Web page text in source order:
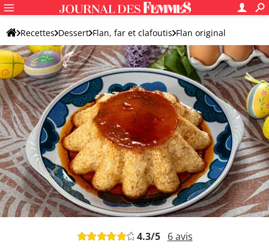
Recettes Dessert Flan, far et clafoutis Flan original
4.3/5 6avis